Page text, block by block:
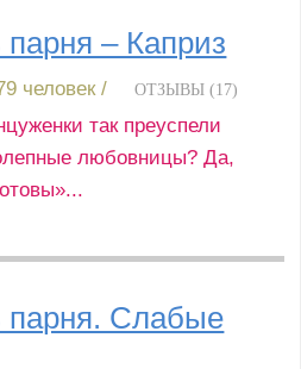
парня – Каприз
человек / ОТЗЫВЫ (17)
так преуспели
любовницы? Да,
парня. Слабые